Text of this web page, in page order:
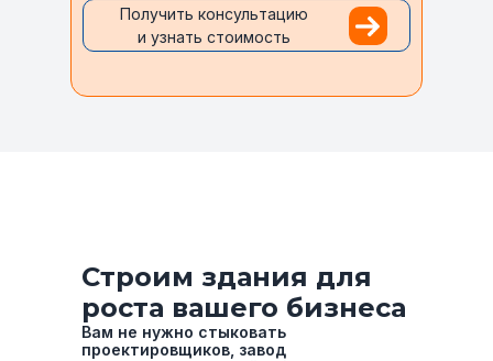
Получить консультацию
и узнать стоимость
Строим здания для
роста вашего бизнеса
Вам не нужно стыковать
проектировщиков, завод